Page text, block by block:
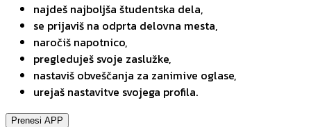
najdeš najboljša študentska dela,
se prijaviš na odprta delovna mesta,
naročiš napotnico,
pregleduješ svoje zaslužke,
nastaviš obveščanja za zanimive oglase,
urejaš nastavitve svojega profila.
Prenesi APP